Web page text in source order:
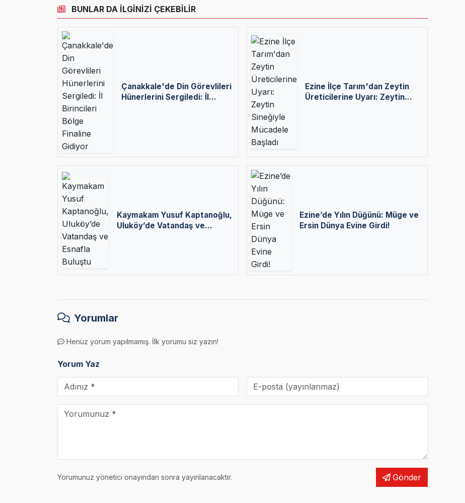
BUNLAR DA İLGİNİZİ ÇEKEBİLİR
Çanakkale'de Din Görevlileri
Hünerlerini Sergiledi: İl
Ezine İlçe Tarım'dan Zeytin
Üreticilerine Uyarı: Zeytin
Kaymakam Yusuf Kaptanoğlu,
Uluköy’de Vatandaş ve
Ezine’de Yılın Düğünü: Müge ve
Ersin Dünya Evine Girdi!
Yorumlar
Henüz yorum yapılmamış. İlk yorumu siz yazın!
Yorum Yaz
Yorumunuz yönetici onayından sonra yayınlanacaktır. Gönder